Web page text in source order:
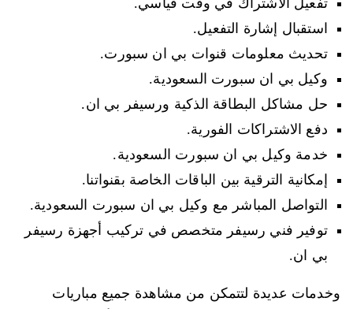
استقبال إشارة التفعيل.
تحديث معلومات قنوات بي ان سبورت.
وكيل بي ان سبورت السعودية.
حل مشاكل البطاقة الذكية ورسيفر بي ان.
دفع الاشتراكات الفورية.
خدمة وكيل بي ان سبورت السعودية.
إمكانية الترقية بين الباقات الخاصة بقنواتنا.
التواصل المباشر مع وكيل بي ان سبورت السعودية.
توفير فني رسيفر متخصص في تركيب أجهزة رسيفر
بي ان.
وخدمات عديدة لتتمكن من مشاهدة جميع مباريات